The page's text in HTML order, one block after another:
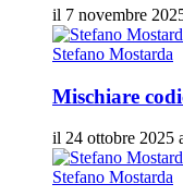
il 7 novembre
Stefano Mostarda
Mischiare
il 24 ottobre 2025
Stefano Mostarda